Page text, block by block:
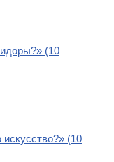
(10
(10